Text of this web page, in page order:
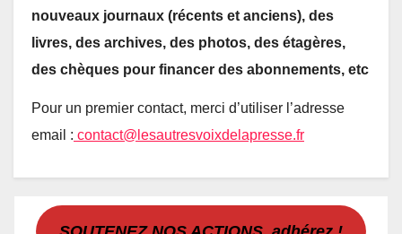
nouveaux journaux (récents et anciens), des
livres, des archives, des photos, des étagères,
des chèques pour financer des abonnements, etc
Pour un premier contact, merci d’utiliser l’adresse
email : contact@lesautresvoixdelapresse.fr